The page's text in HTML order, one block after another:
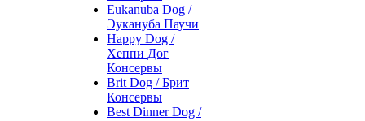
Eukanuba Dog /
Эукануба Паучи
Happy Dog /
Хеппи Дог
Консервы
Brit Dog / Брит
Консервы
Best Dinner Dog /